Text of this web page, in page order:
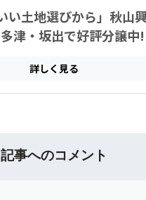
記事へのコメント